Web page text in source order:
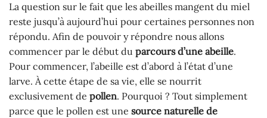
La question sur le fait que les abeilles mangent du miel
reste jusqu’à aujourd’hui pour certaines personnes non
répondu. Afin de pouvoir y répondre nous allons
commencer par le début du parcours d’une abeille.
Pour commencer, l’abeille est d’abord à l’état d’une
larve. À cette étape de sa vie, elle se nourrit
exclusivement de pollen. Pourquoi ? Tout simplement
parce que le pollen est une source naturelle de